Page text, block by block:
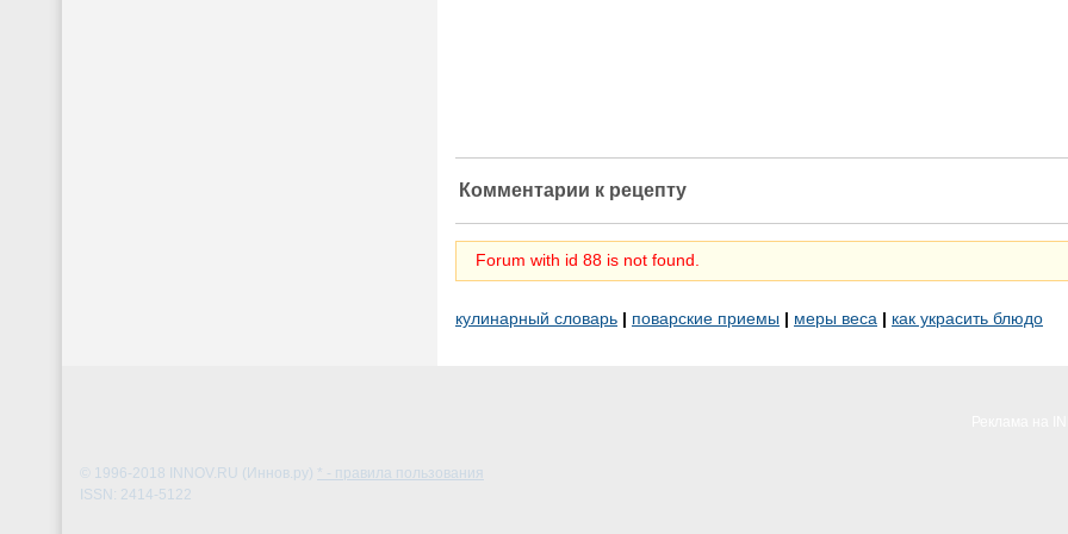
Комментарии к рецепту
Forum with id 88 is not found.
кулинарный словарь | поварские приемы | меры веса | как украсить блюдо
© 1996-2018 INNOV.RU (Иннов.ру) * - правила пользования
ISSN: 2414-5122